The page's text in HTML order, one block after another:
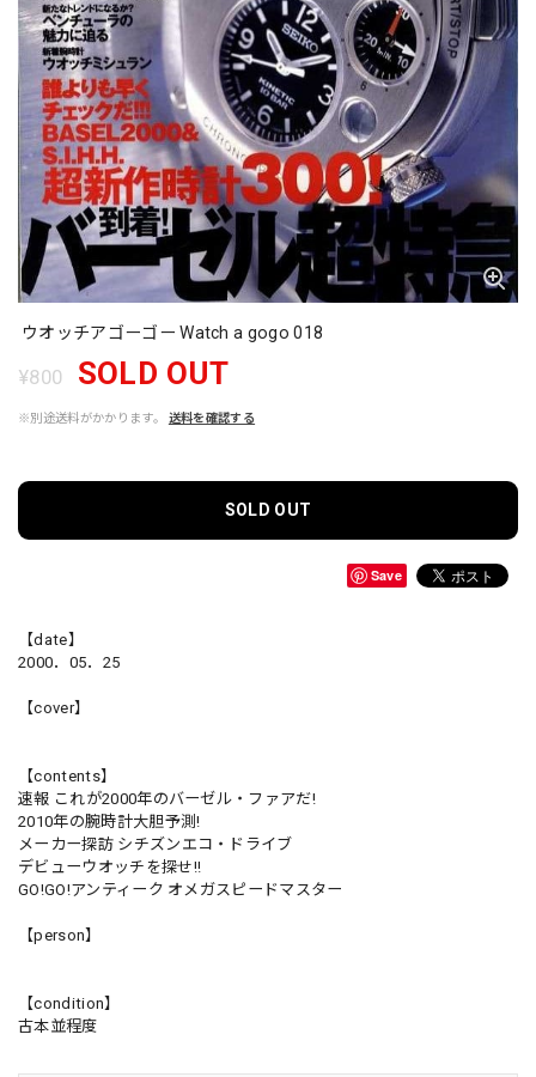
ウオッチアゴーゴー Watch a gogo 018
¥800 SOLD OUT
※別途送料がかかります。 送料を確認する
SOLD OUT
Save
【date】
2000．05．25
【cover】
【contents】
速報 これが2000年のバーゼル・ファアだ!
2010年の腕時計大胆予測!
メーカー探訪 シチズンエコ・ドライブ
デビューウオッチを探せ!!
GO!GO!アンティーク オメガスピードマスター
【person】
【condition】
古本並程度